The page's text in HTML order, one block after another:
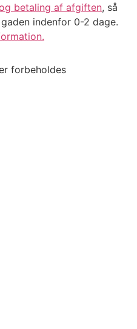
betaling af afgiften, så
indenfor 0-2 dage.
forbeholdes